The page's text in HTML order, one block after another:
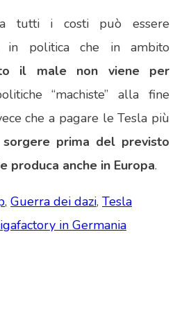
tutti i costi può essere
in politica che in ambito
il male non viene per
“machiste” alla fine
che a pagare le Tesla più
prima del previsto
produca anche in Europa.
, Guerra dei dazi, Tesla
in Germania